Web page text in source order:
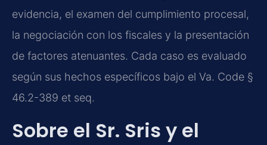
evidencia, el examen del cumplimiento procesal,
la negociación con los fiscales y la presentación
de factores atenuantes. Cada caso es evaluado
según sus hechos específicos bajo el Va. Code §
46.2-389 et seq.
Sobre el Sr. Sris y el